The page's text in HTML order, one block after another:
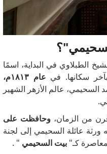
الطبلاوي في البداية، اسمًا
سكانها. في عام ١٨١٣م،
السحيمي، عالم الأزهر الشهير
من الزمان،وحافظت على
ورثة عائلة السحيمي إلى لجنة
كـ" بيت السحيمي " .